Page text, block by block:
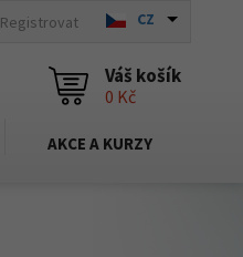
Registrovat CZ
Váš košík
0 Kč
AKCE A KURZY